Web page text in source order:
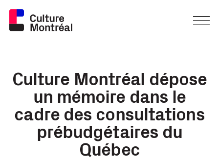
Culture Montréal dépose
un mémoire dans le
cadre des consultations
prébudgétaires du
Québec